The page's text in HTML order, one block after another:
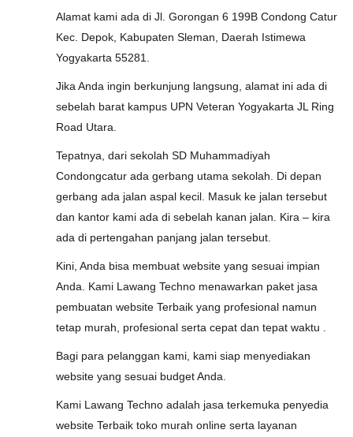
Alamat kami ada di Jl. Gorongan 6 199B Condong Catur
Kec. Depok, Kabupaten Sleman, Daerah Istimewa
Yogyakarta 55281.
Jika Anda ingin berkunjung langsung, alamat ini ada di
sebelah barat kampus UPN Veteran Yogyakarta JL Ring
Road Utara.
Tepatnya, dari sekolah SD Muhammadiyah
Condongcatur ada gerbang utama sekolah. Di depan
gerbang ada jalan aspal kecil. Masuk ke jalan tersebut
dan kantor kami ada di sebelah kanan jalan. Kira – kira
ada di pertengahan panjang jalan tersebut.
Kini, Anda bisa membuat website yang sesuai impian
Anda. Kami Lawang Techno menawarkan paket jasa
pembuatan website Terbaik yang profesional namun
tetap murah, profesional serta cepat dan tepat waktu .
Bagi para pelanggan kami, kami siap menyediakan
website yang sesuai budget Anda.
Kami Lawang Techno adalah jasa terkemuka penyedia
website Terbaik toko murah online serta layanan